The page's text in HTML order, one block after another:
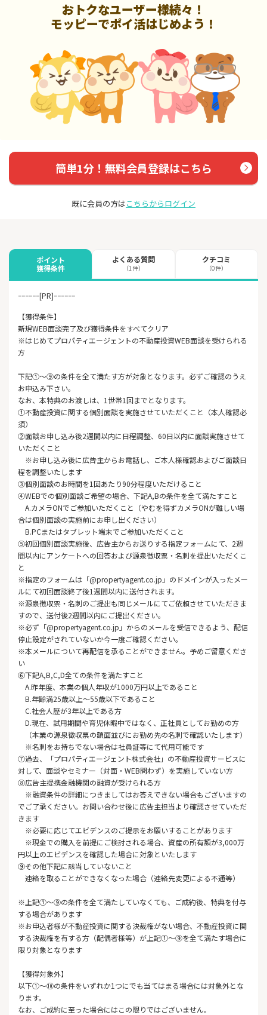
おトクなユーザー様続々！
モッピーでポイ活はじめよう！
簡単1分！無料会員登録はこちら
既に会員の方はこちらからログイン
ポイント
獲得条件
よくある質問
（1件）
クチコミ
（0件）
ｰｰｰｰｰｰ[PR]ｰｰｰｰｰｰ
【獲得条件】
新規WEB面談完了及び獲得条件をすべてクリア
※はじめてプロパティエージェントの不動産投資WEB面談を受けられる
方
下記①～⑨の条件を全て満たす方が対象となります。必ずご確認のうえ
お申込み下さい。
なお、本特典のお渡しは、1世帯1回までとなります。
①不動産投資に関する個別面談を実施させていただくこと（本人確認必
須）
②面談お申し込み後2週間以内に日程調整、60日以内に面談実施させて
いただくこと
※お申し込み後に広告主からお電話し、ご本人様確認およびご面談日
程を調整いたします
③個別面談のお時間を1回あたり90分程度いただけること
④WEBでの個別面談ご希望の場合、下記A,Bの条件を全て満たすこと
A.カメラONでご参加いただくこと（やむを得ずカメラONが難しい場
合は個別面談の実施前にお申し出ください）
B.PCまたはタブレット端末でご参加いただくこと
⑤初回個別面談実施後、広告主からお送りする指定フォームにて、2週
間以内にアンケートへの回答および源泉徴収票・名刺を提出いただくこ
と
※指定のフォームは「@propertyagent.co.jp」のドメインが入ったメー
ルにて初回面談終了後1週間以内に送付されます。
※源泉徴収票・名刺のご提出も同じメールにてご依頼させていただきま
すので、送付後2週間以内にご提出ください。
※必ず「@propertyagent.co.jp」からのメールを受信できるよう、配信
停止設定がされていないか今一度ご確認ください。
※本メールについて再配信を承ることができません。予めご留意くださ
い
⑥下記A,B,C,D全ての条件を満たすこと
A.昨年度、本業の個人年収が1000万円以上であること
B.年齢満25歳以上～55歳以下であること
C.社会人歴が3年以上である方
D.現在、試用期間や育児休暇中ではなく、正社員としてお勤めの方
（本業の源泉徴収票の額面並びにお勤め先の名刺で確認いたします）
※名刺をお持ちでない場合は社員証等にて代用可能です
⑦過去、「プロパティエージェント株式会社」の不動産投資サービスに
対して、面談やセミナー（対面・WEB問わず）を実施していない方
⑧広告主提携金融機関の融資が受けられる方
※融資条件の詳細につきましてはお答えできない場合もございますの
でご了承ください。お問い合わせ後に広告主担当より確認させていただ
きます
※必要に応じてエビデンスのご提示をお願いすることがあります
※現金での購入を前提にご検討される場合、資産の所有額が3,000万
円以上のエビデンスを確認した場合に対象といたします
⑨その他下記に該当していないこと
連絡を取ることができなくなった場合（連絡先変更による不通等）
※上記①～⑨の条件を全て満たしていなくても、ご成約後、特典を付与
する場合があります
※お申込者様が不動産投資に関する決裁権がない場合、不動産投資に関
する決裁権を有する方（配偶者様等）が上記①〜⑨を全て満たす場合に
限り対象となります
【獲得対象外】
以下①～⑩の条件をいずれか1つにでも当てはまる場合には対象外とな
ります。
なお、ご成約に至った場合にはこの限りではございません。